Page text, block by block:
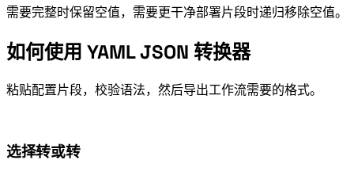
需要完整 schema 时保留空值，需要更干净部署片段时递归移除空值。
如何使用 YAML JSON 转换器
粘贴配置片段，校验语法，然后导出工作流需要的格式。
选择 YAML 转 JSON 或 JSON 转 YAML